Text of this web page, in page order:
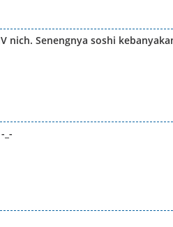
nich. Senengnya soshi
_-